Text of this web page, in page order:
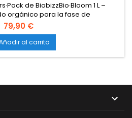
de BiobizzBio·Bloom 1 L –
orgánico para la fase de
Fertilizante líquido orgánico para la
500 ml – Estimulador de
la producción de flores y
– Bioestimulante revitalizante que
la...
79,90 €
al carrito
